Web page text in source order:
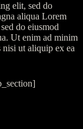
elit, sed do
aliqua Lorem
do eiusmod
Ut enim ad minim
ut aliquip ex ea